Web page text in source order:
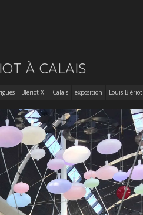
À CALAIS
Blériot XI Calais exposition Louis Blériot